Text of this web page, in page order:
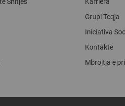
Grupi Teqja
Iniciativa
Kontakte
Mbrojtja e